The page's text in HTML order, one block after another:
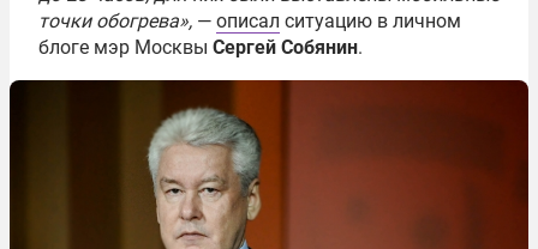
точки обогрева», — описал ситуацию в личном
блоге мэр Москвы Сергей Собянин.